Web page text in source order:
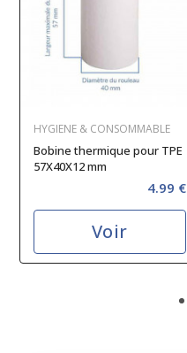
HYGIENE & CONSOMMABLE
Bobine thermique pour TPE
57X40X12 mm
4.99 €
Voir